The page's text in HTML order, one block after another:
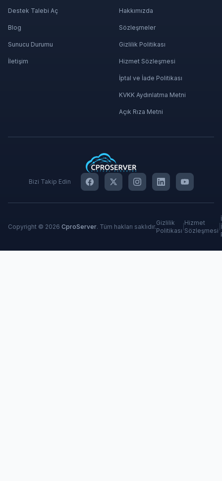
Destek Talebi Aç
Blog
Sunucu Durumu
İletişim
Hakkımızda
Sözleşmeler
Gizlilik Politikası
Hizmet Sözleşmesi
İptal ve İade Politikası
KVKK Aydınlatma Metni
Açık Rıza Metni
Bizi Takip Edin
Copyright © 2026 CproServer. Tüm hakları saklıdır.
Gizlilik
Politikası
Hizmet
Sözleşmesi